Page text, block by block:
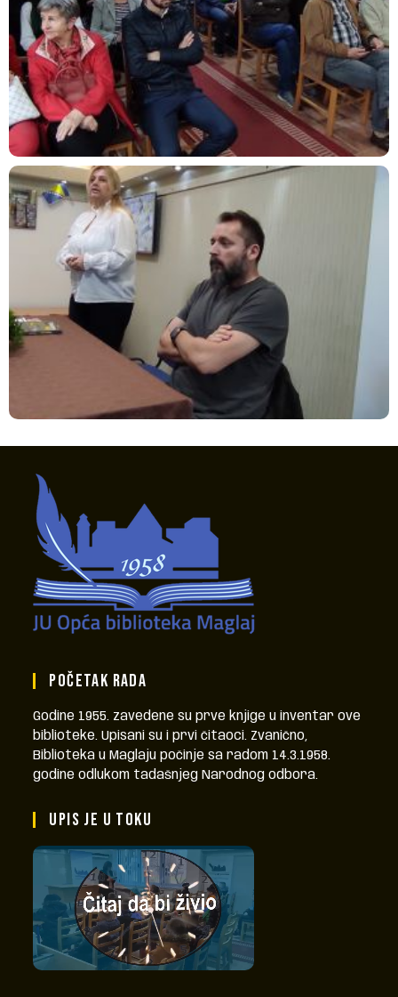
POČETAK RADA
Godine 1955. zavedene su prve knjige u inventar ove
biblioteke. Upisani su i prvi čitaoci. Zvanično,
Biblioteka u Maglaju počinje sa radom 14.3.1958.
godine odlukom tadašnjeg Narodnog odbora.
UPIS JE U TOKU